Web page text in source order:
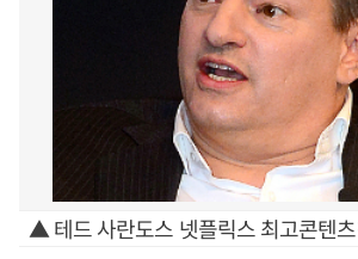
▲ 테드 사란도스 넷플릭스 최고콘텐